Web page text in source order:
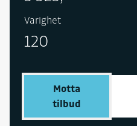
varmepumpe, trådløs
app. TAKUMI PLUS
elektrisk solskjerming.
Varighet
120
Motta
tilbud